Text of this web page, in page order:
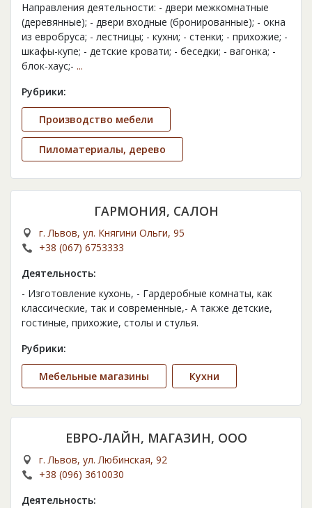
Направления деятельности: - двери межкомнатные
(деревянные); - двери входные (бронированные); - окна
из евробруса; - лестницы; - кухни; - стенки; - прихожие; -
шкафы-купе; - детские кровати; - беседки; - вагонка; -
блок-хаус;- ...
Рубрики:
Производство мебели
Пиломатериалы, дерево
ГАРМОНИЯ, САЛОН
г. Львов, ул. Княгини Ольги, 95
+38 (067) 6753333
Деятельность:
- Изготовление кухонь, - Гардеробные комнаты, как
классические, так и современные,- А также детские,
гостиные, прихожие, столы и стулья.
Рубрики:
Мебельные магазины Кухни
ЕВРО-ЛАЙН, МАГАЗИН, ООО
г. Львов, ул. Любинская, 92
+38 (096) 3610030
Деятельность: